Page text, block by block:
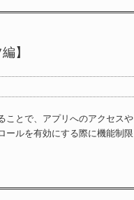
】
ことで、アプリへのアクセスや
ールを有効にする際に機能制限